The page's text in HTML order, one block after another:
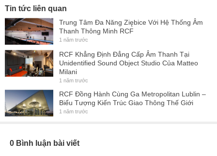
Tin tức liên quan
Trung Tâm Đa Năng Ziębice Với Hệ Thống Âm
Thanh Thông Minh RCF
1 năm trước
RCF Khẳng Định Đẳng Cấp Âm Thanh Tại
Unidentified Sound Object Studio Của Matteo
Milani
1 năm trước
RCF Đồng Hành Cùng Ga Metropolitan Lublin –
Biểu Tượng Kiến Trúc Giao Thông Thế Giới
1 năm trước
0 Bình luận bài viết